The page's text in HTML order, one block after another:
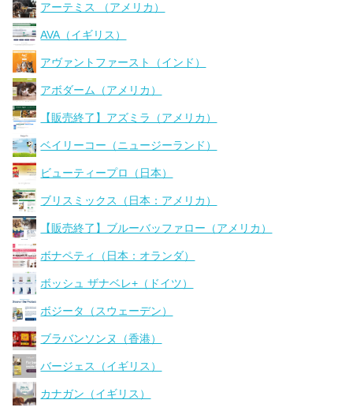
アーテミス （アメリカ）
AVA（イギリス）
アヴァントファースト（インド）
アボダーム（アメリカ）
【販売終了】アズミラ（アメリカ）
ベイリーコー（ニュージーランド）
ビューティープロ（日本）
ブリスミックス（日本：アメリカ）
【販売終了】ブルーバッファロー（アメリカ）
ボナペティ（日本：オランダ）
ボッシュ ザナベレ+（ドイツ）
ボジータ（スウェーデン）
ブラバンソンヌ（香港）
バージェス（イギリス）
カナガン（イギリス）